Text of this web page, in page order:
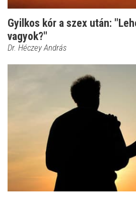
Gyilkos kór a szex után:
vagyok?"
Dr. Héczey András